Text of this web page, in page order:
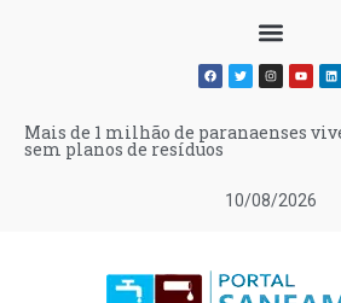
10/08/2026
Mais de 1 milhão de paranaenses
sem planos de resíduos